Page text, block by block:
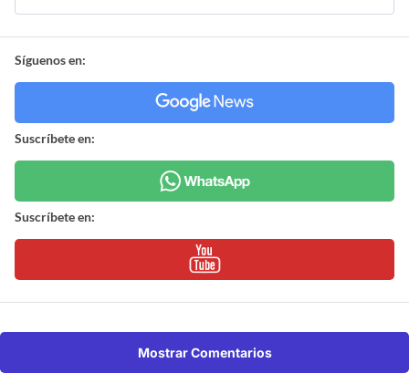
Síguenos en:
Suscríbete en:
Suscríbete en:
Mostrar Comentarios